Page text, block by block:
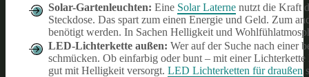
Solar-Gartenleuchten: Eine Solar Laterne nutzt die Kraft
Steckdose. Das spart zum einen Energie und Geld. Zum
benötigt werden. In Sachen Helligkeit und
LED-Lichterkette außen: Wer auf der Suche nach einer
schmücken. Ob einfarbig oder bunt – mit einer
gut mit Helligkeit versorgt. LED Lichterketten für draußen